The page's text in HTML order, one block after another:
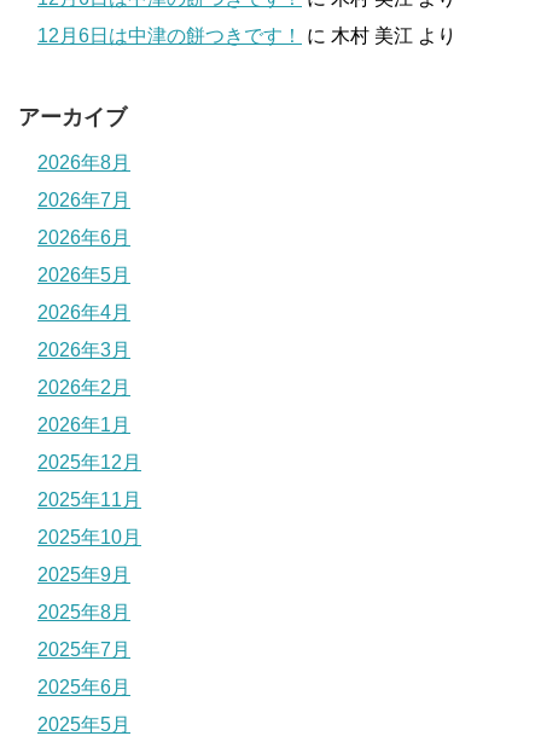
12月6日は中津の餅つきです！
に 木村 美江 より
アーカイブ
2026年8月
2026年7月
2026年6月
2026年5月
2026年4月
2026年3月
2026年2月
2026年1月
2025年12月
2025年11月
2025年10月
2025年9月
2025年8月
2025年7月
2025年6月
2025年5月